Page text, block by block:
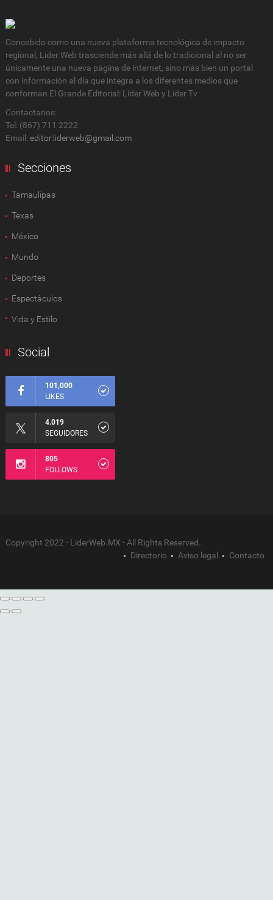
Concebido como una nueva plataforma tecnológica de impacto
regional, Lider Web trasciende más allá de lo tradicional al no ser
únicamente una nueva página de internet, sino más bien un portal
con información al día que integra a los diferentes medios que
conforman El Grande Editorial: Líder Web y Líder Tv
Contactanos:
Tel: (867) 711 2222
Email: editor.liderweb@gmail.com
Secciones
Tamaulipas
Texas
México
Mundo
Deportes
Espectàculos
Vida y Estilo
Social
101,000
LIKES
4.019
SEGUIDORES
805
FOLLOWS
Copyright 2022 - LiderWeb.MX - All Rights Reserved.
Directorio
Aviso legal Contacto